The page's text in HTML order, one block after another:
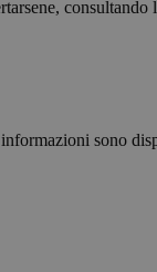
sono
gestione
le variabili di